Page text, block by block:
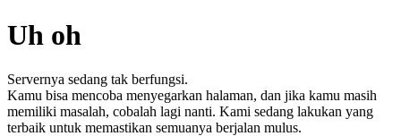
Uh oh
Servernya sedang tak berfungsi.
Kamu bisa mencoba menyegarkan halaman, dan jika kamu masih
memiliki masalah, cobalah lagi nanti. Kami sedang lakukan yang
terbaik untuk memastikan semuanya berjalan mulus.